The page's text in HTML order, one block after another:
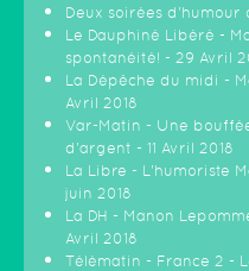
Deux soirées d'humour
Le Dauphiné Libéré -
spontanéité! - 29 Avril
La Dépêche du midi -
Avril 2018
Var-Matin - Une
d'argent - 11 Avril 2018
La Libre - L'humoriste
juin 2018
La DH - Manon
Avril 2018
Télématin - France 2 -